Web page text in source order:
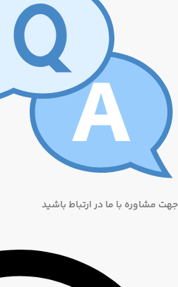
جهت مشاوره با ما در ارتباط باشید